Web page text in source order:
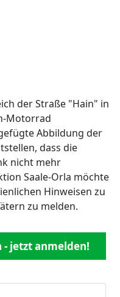
der Straße "Hain" in
Motorrad
Abbildung der
dass die
nicht mehr
Saale-Orla möchte
Hinweisen zu
zu melden.
jetzt anmelden!